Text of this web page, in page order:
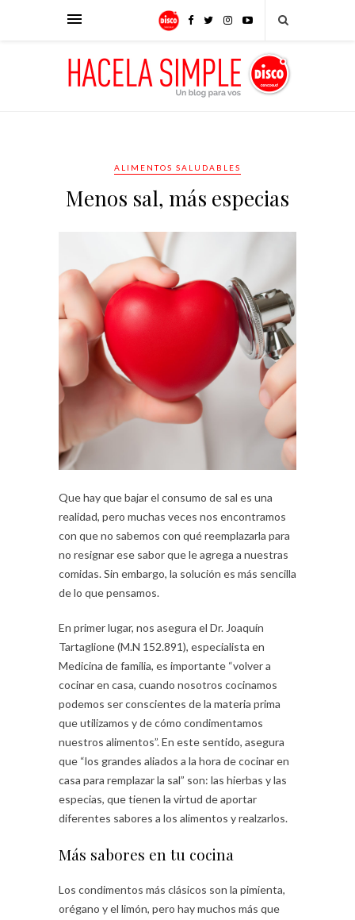
ALIMENTOS SALUDABLES
Menos sal, más especias
Que hay que bajar el consumo de sal es una
realidad, pero muchas veces nos encontramos
con que no sabemos con qué reemplazarla para
no resignar ese sabor que le agrega a nuestras
comidas. Sin embargo, la solución es más sencilla
de lo que pensamos.
En primer lugar, nos asegura el Dr. Joaquín
Tartaglione (M.N 152.891), especialista en
Medicina de familia, es importante “volver a
cocinar en casa, cuando nosotros cocinamos
podemos ser conscientes de la materia prima
que utilizamos y de cómo condimentamos
nuestros alimentos”. En este sentido, asegura
que “los grandes aliados a la hora de cocinar en
casa para remplazar la sal” son: las hierbas y las
especias, que tienen la virtud de aportar
diferentes sabores a los alimentos y realzarlos.
Más sabores en tu cocina
Los condimentos más clásicos son la pimienta,
orégano y el limón, pero hay muchos más que